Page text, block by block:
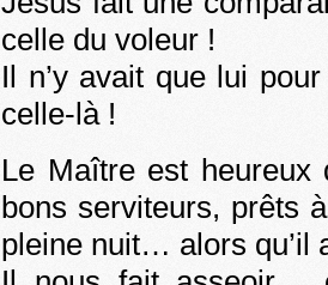
celle du voleur !
Il n’y avait que lui
celle-là !
Le Maître est
bons serviteurs, prêts
pleine nuit… alors qu’il